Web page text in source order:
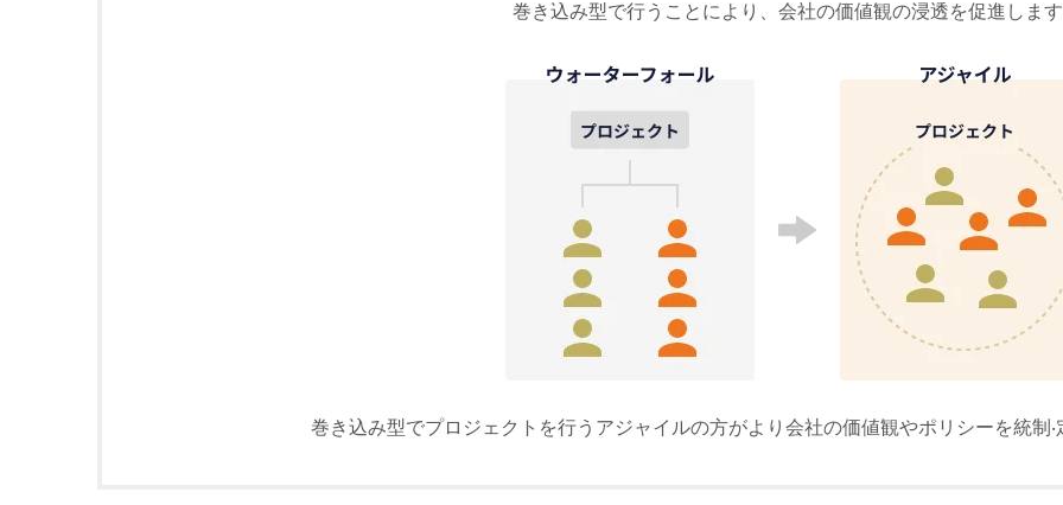
巻き込み型で⾏うことにより、会社の価値観の浸透を促進しま
巻き込み型でプロジェクトを⾏うアジャイルの⽅がより会社の価値観やポリシーを統制